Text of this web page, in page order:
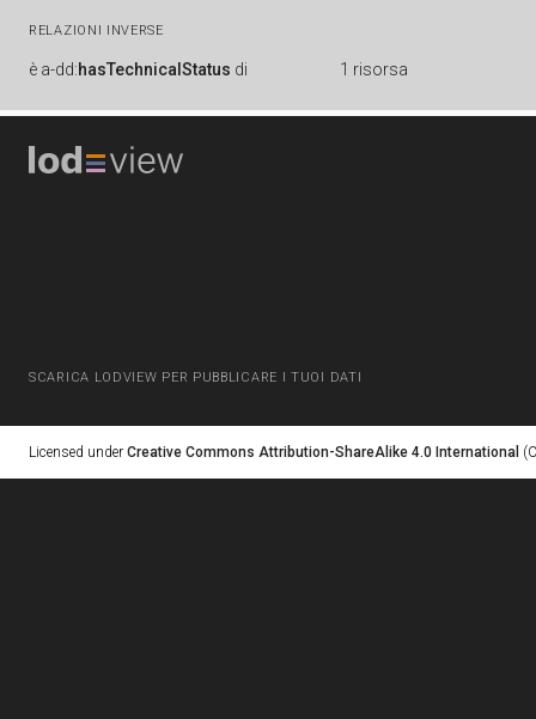
RELAZIONI INVERSE
è a-dd:hasTechnicalStatus di 1 risorsa
SCARICA LODVIEW PER PUBBLICARE I TUOI DATI
Licensed under Creative Commons Attribution-ShareAlike 4.0 International